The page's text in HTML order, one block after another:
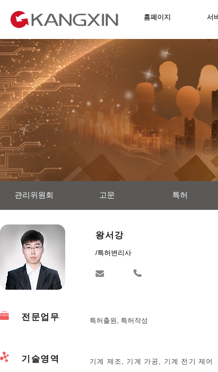
홈폐이지 서
관리위원회 고문 특허
왕서강
/특허변리사
전문업무 특허출원, 특허작성
기술영역 기계 제조, 기계 가공, 기계 전기 제어